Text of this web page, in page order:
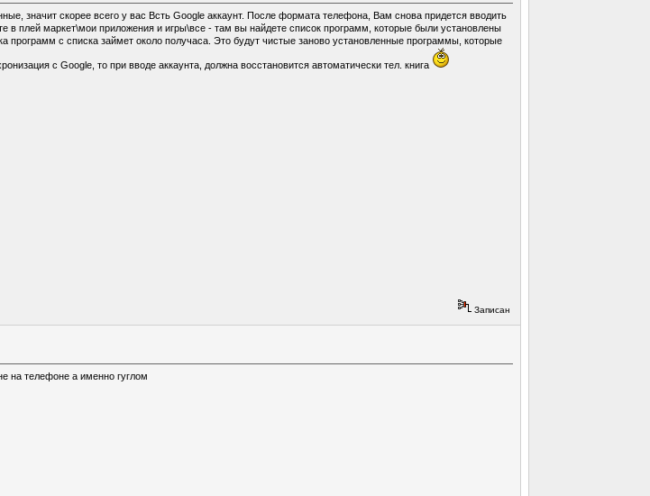
значит скорее всего у вас Всть Google аккаунт. После формата телефона, Вам снова придется вводить
в плей маркет\мои приложения и игры\все - там вы найдете список программ, которые были установлены
программ с списка займет около получаса. Это будут чистые заново установленные программы, которые
с Google, то при вводе аккаунта, должна восстановится автоматически тел. книга
Записан
на телефоне а именно гуглом